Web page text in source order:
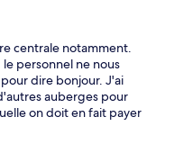
centrale notamment.
personnel ne nous
dire bonjour. J'ai
auberges pour
on doit en fait payer
et même la cuisine !!!